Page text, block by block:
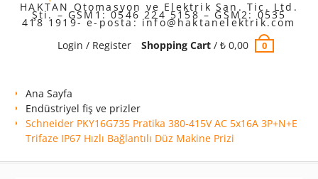
HAKTAN Otomasyon ve Elektrik San. Tic. Ltd.
Şti. – GSM1: 0546 224 5158 – GSM2: 0535
418 1919- e-posta: info@haktanelektrik.com
Login / Register
Shopping Cart/ ₺0,00 0
Ana Sayfa
Endüstriyel fiş ve prizler
Schneider PKY16G735 Pratika 380-415V AC 5x16A 3P+N+E
Trifaze IP67 Hızlı Bağlantılı Düz Makine Prizi